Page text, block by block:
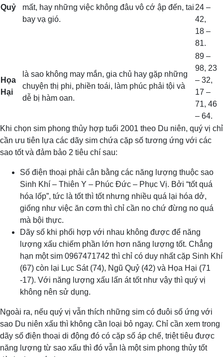
Quỷ
mất, hay những việc không đâu vô cớ ập đến, tai
bay vạ gió.
24 –
42,
18 –
81.
Họa
Hại
là sao không may mắn, gia chủ hay gặp những
chuyện thị phi, phiền toái, làm phúc phải tội và
dễ bị hàm oan.
89 –
98, 23
– 32,
17 –
71, 46
– 64.
Khi chọn sim phong thủy hợp tuổi 2001 theo Du niên, quý vị chỉ
cần ưu tiên lựa các dãy sim chứa cặp số tương ứng với các
sao tốt và đảm bảo 2 tiêu chí sau:
Số điện thoại phải cân bằng các năng lượng thuộc sao
Sinh Khí – Thiên Y – Phúc Đức – Phục Vị. Bởi “tốt quá
hóa lốp”, tức là tốt thì tốt nhưng nhiều quá lại hóa dở,
giống như việc ăn cơm thì chỉ cần no chứ đừng no quá
mà bội thực.
Dãy số khi phối hợp với nhau không được để năng
lượng xấu chiếm phần lớn hơn năng lượng tốt. Chẳng
hạn một sim 0967471742 thì chỉ có duy nhất cặp Sinh Khí
(67) còn lại Lục Sát (74), Ngũ Quỷ (42) và Họa Hại (71
-17). Với năng lượng xấu lấn át tốt như vậy thì quý vị
không nên sử dụng.
Ngoài ra, nếu quý vị vẫn thích những sim có đuôi số ứng với
sao Du niên xấu thì không cần loại bỏ ngay. Chỉ cần xem trong
dãy số điện thoại di động đó có cặp số áp chế, triệt tiêu được
năng lượng từ sao xấu thì đó vẫn là một sim phong thủy tốt